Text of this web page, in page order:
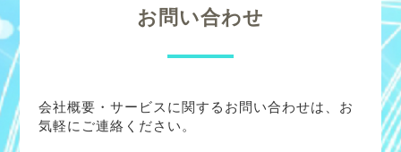
お問い合わせ
会社概要・サービスに関するお問い合わせは、お
気軽にご連絡ください。